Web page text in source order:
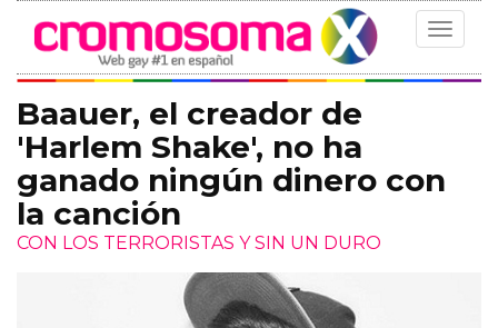
Toggle
Baauer, el creador de
'Harlem Shake', no ha
ganado ningún dinero con
la canción
CON LOS TERRORISTAS Y SIN UN DURO